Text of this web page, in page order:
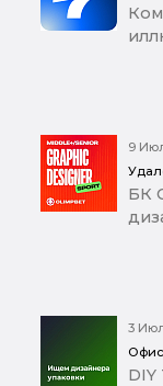
9
БК
3
Офис
DIY